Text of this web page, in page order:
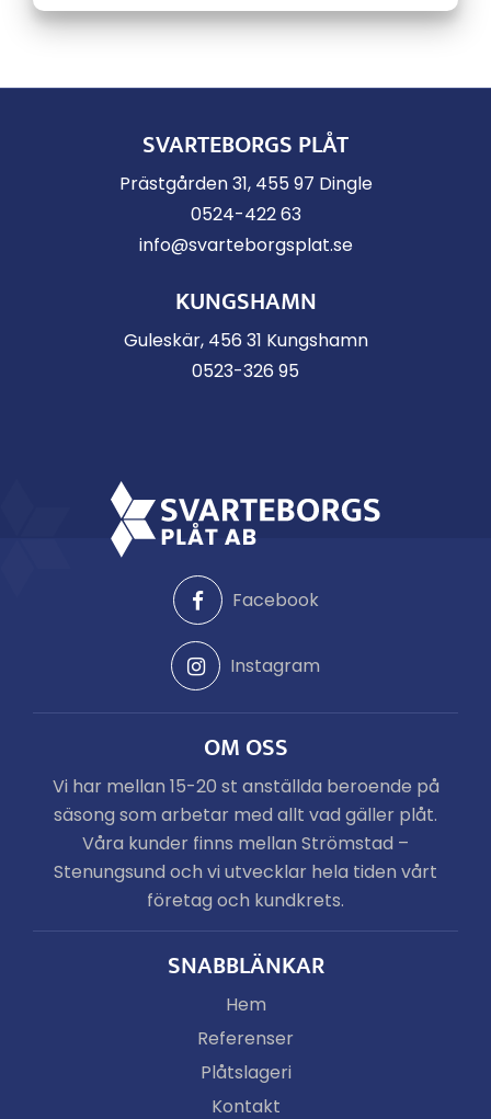
SVARTEBORGS PLÅT
Prästgården 31, 455 97 Dingle
0524-422 63
info@svarteborgsplat.se
KUNGSHAMN
Guleskär, 456 31 Kungshamn
0523-326 95
Facebook
Instagram
OM OSS
Vi har mellan 15-20 st anställda beroende på
säsong som arbetar med allt vad gäller plåt.
Våra kunder finns mellan Strömstad –
Stenungsund och vi utvecklar hela tiden vårt
företag och kundkrets.
SNABBLÄNKAR
Hem
Referenser
Plåtslageri
Kontakt